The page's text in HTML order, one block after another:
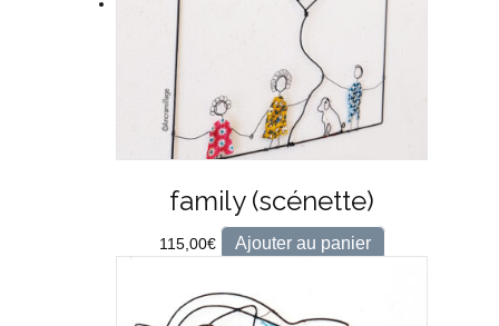
family (scénette)
115,00€ Ajouter au panier